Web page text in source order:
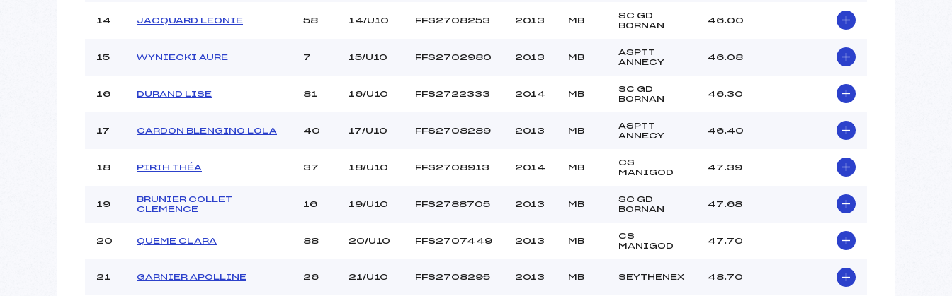
14 JACQUARD LEONIE 58 14/U10 FFS2708253 2013 MB
SC GD
BORNAN
46.00
15 WYNIECKI AURE 7 15/U10 FFS2702980 2013 MB
ASPTT
ANNECY
46.08
16 DURAND LISE 81 16/U10 FFS2722333 2014 MB
SC GD
BORNAN
46.30
17 CARDON BLENGINO LOLA 40 17/U10 FFS2708289 2013 MB
ASPTT
ANNECY
46.40
18 PIRIH THÉA 37 18/U10 FFS2708913 2014 MB
CS
MANIGOD
47.39
19
BRUNIER COLLET
CLEMENCE
16 19/U10 FFS2788705 2013 MB
SC GD
BORNAN
47.68
20 QUEME CLARA 88 20/U10 FFS2707449 2013 MB
CS
MANIGOD
47.70
21 GARNIER APOLLINE 26 21/U10 FFS2708295 2013 MB SEYTHENEX 48.70